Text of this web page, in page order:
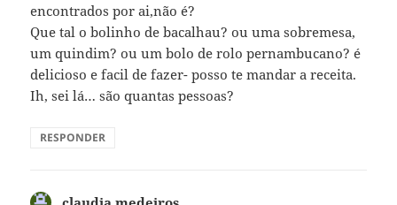
encontrados por ai,não é?
Que tal o bolinho de bacalhau? ou uma sobremesa,
um quindim? ou um bolo de rolo pernambucano? é
delicioso e facil de fazer- posso te mandar a receita.
Ih, sei lá… são quantas pessoas?
RESPONDER